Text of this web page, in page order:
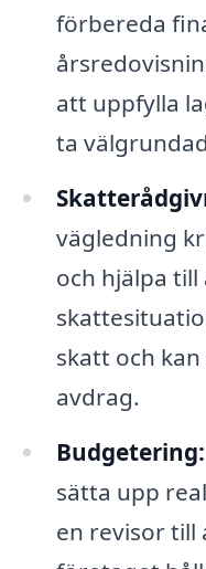
förbereda
att uppfylla
ta
vägledning
och hjälpa
skatt och
avdrag.
Budgetering:
sätta upp
en revisor till